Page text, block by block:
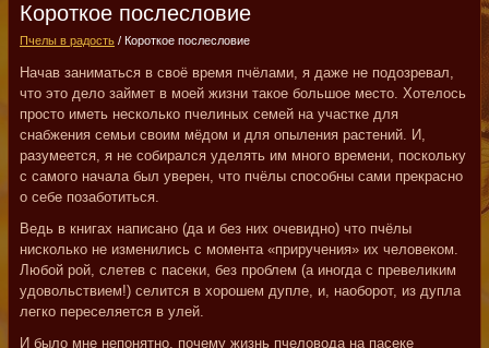
Короткое послесловие
Пчелы в радость / Короткое послесловие
Начав заниматься в своё время пчёлами, я даже не подозревал,
что это дело займет в моей жизни такое большое место. Хотелось
просто иметь несколько пчелиных семей на участке для
снабжения семьи своим мёдом и для опыления растений. И,
разумеется, я не собирался уделять им много времени, поскольку
с самого начала был уверен, что пчёлы способны сами прекрасно
о себе позаботиться.
Ведь в книгах написано (да и без них очевидно) что пчёлы
нисколько не изменились с момента «приручения» их человеком.
Любой рой, слетев с пасеки, без проблем (а иногда с превеликим
удовольствием!) селится в хорошем дупле, и, наоборот, из дупла
легко переселяется в улей.
И было мне непонятно, почему жизнь пчеловода на пасеке